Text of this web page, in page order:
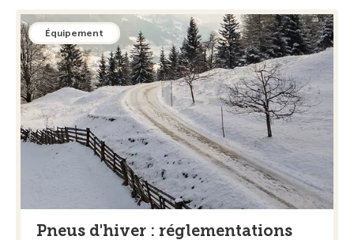
Équipement
Pneus d'hiver : réglementations